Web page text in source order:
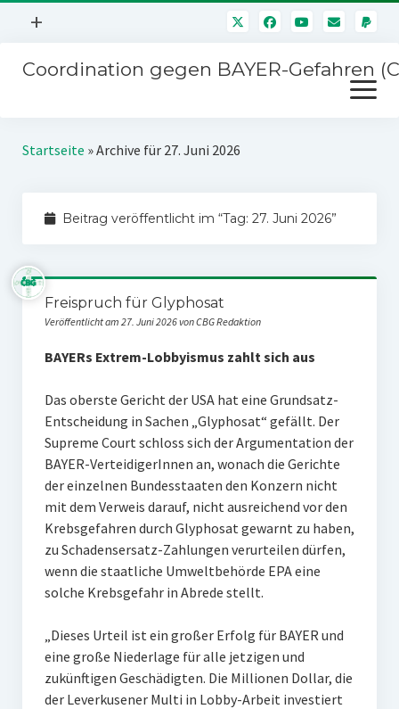
Menü
+
Mitmachen
Störfälle
Coordination gegen BAYER-Gefahren
Menü
öffnen
Kampagnen
Stichwort BAYER
SPENDEN
Startseite »Archive für 27. Juni 2026
Beitrag veröffentlicht im “Tag: 27. Juni 2026”
Freispruch für Glyphosat
Veröffentlicht am 27. Juni 2026 von CBG Redaktion
BAYERs Extrem-Lobbyismus zahlt sich aus
Das oberste Gericht der USA hat eine Grundsatz-
Entscheidung in Sachen „Glyphosat“ gefällt. Der
Supreme Court schloss sich der Argumentation der
BAYER-VerteidigerInnen an, wonach die Gerichte
der einzelnen Bundesstaaten den Konzern nicht
mit dem Verweis darauf, nicht ausreichend vor den
Krebsgefahren durch Glyphosat gewarnt zu haben,
zu Schadensersatz-Zahlungen verurteilen dürfen,
wenn die staatliche Umweltbehörde EPA eine
solche Krebsgefahr in Abrede stellt.
„Dieses Urteil ist ein großer Erfolg für BAYER und
eine große Niederlage für alle jetzigen und
zukünftigen Geschädigten. Die Millionen Dollar, die
der Leverkusener Multi in Lobby-Arbeit investiert